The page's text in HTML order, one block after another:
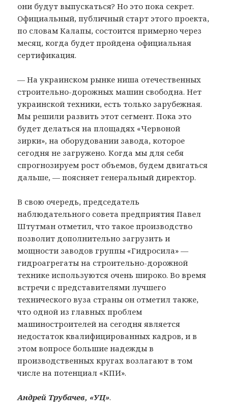
они будут выпускаться? Но это пока секрет.
Официальный, публичный старт этого проекта,
по словам Калапы, состоится примерно через
месяц, когда будет пройдена официальная
сертификация.
— На украинском рынке ниша отечественных
строительно-дорожных машин свободна. Нет
украинской техники, есть только зарубежная.
Мы решили развить этот сегмент. Пока это
будет делаться на площадях «Червоной
зирки», на оборудовании завода, которое
сегодня не загружено. Когда мы для себя
спрогнозируем рост объемов, будем двигаться
дальше, — поясняет генеральный директор.
В свою очередь, председатель
наблюдательного совета предприятия Павел
Штутман отметил, что такое производство
позволит дополнительно загрузить и
мощности заводов группы «Гидросила» —
гидроагрегаты на строительно-дорожной
технике используются очень широко. Во время
встречи с представителями лучшего
технического вуза страны он отметил также,
что одной из главных проблем
машиностроителей на сегодня является
недостаток квалифицированных кадров, и в
этом вопросе большие надежды в
производственных кругах возлагают в том
числе на потенциал «КПИ».
Андрей Трубачев, «УЦ».